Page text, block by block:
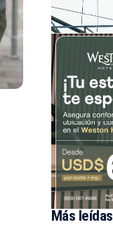
Más leídas